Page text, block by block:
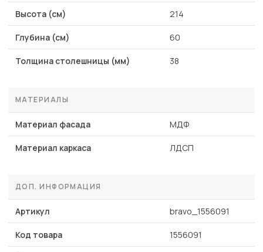
Высота (см) 214
Глубина (см) 60
Толщина столешницы (мм) 38
МАТЕРИАЛЫ
Материал фасада МДФ
Материал каркаса ЛДСП
ДОП. ИНФОРМАЦИЯ
Артикул bravo_1556091
Код товара 1556091